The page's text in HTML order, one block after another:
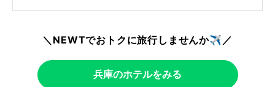
＼NEWTでおトクに旅行しませんか✈️／
兵庫のホテルをみる